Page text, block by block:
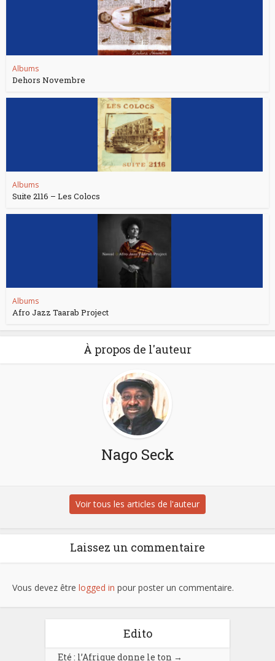
Albums
Dehors Novembre
Albums
Suite 2116 – Les Colocs
Albums
Afro Jazz Taarab Project
À propos de l'auteur
Nago Seck
Voir tous les articles de l'auteur
Laissez un commentaire
Vous devez être logged in pour poster un commentaire.
Edito
Eté : l’Afrique donne le ton →